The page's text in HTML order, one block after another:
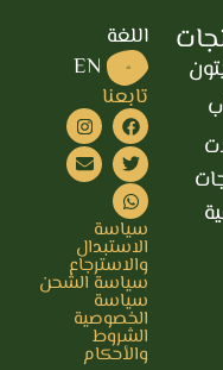
اللغة
AR
EN
تابعنا
سياسة
الاستبدال
والاسترجاع
سياسة الشحن
سياسة
الخصوصية
الشروط
والأحكام